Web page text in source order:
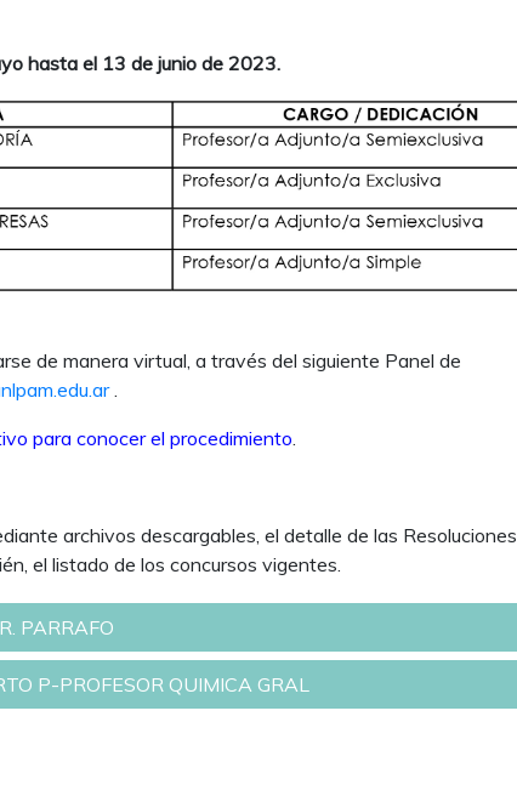
hasta el 13 de junio de 2023.
de manera virtual, a través del siguiente Panel de
.
para conocer el procedimiento
archivos descargables, el detalle de las Resoluciones
el listado de los concursos vigentes.
PARRAFO
P-PROFESOR QUIMICA GRAL